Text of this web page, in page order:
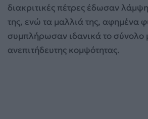
διακριτικές πέτρες έδωσαν
της, ενώ τα μαλλιά της, αφημένα
συμπλήρωσαν ιδανικά το σύνολο
ανεπιτήδευτης κομψότητας.